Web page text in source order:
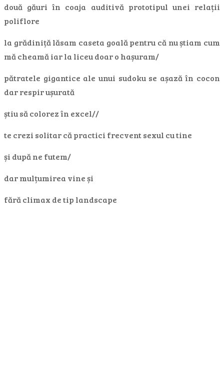
două găuri în coaja auditivă prototipul unei relații
poliflore
la grădiniță lăsam caseta goală pentru că nu știam cum
mă cheamă iar la liceu doar o hașuram/
pătratele gigantice ale unui sudoku se așază în cocon
dar respir ușurată
știu să colorez în excel//
te crezi solitar că practici frecvent sexul cu tine
și după ne futem/
dar mulțumirea vine și
fără climax de tip landscape